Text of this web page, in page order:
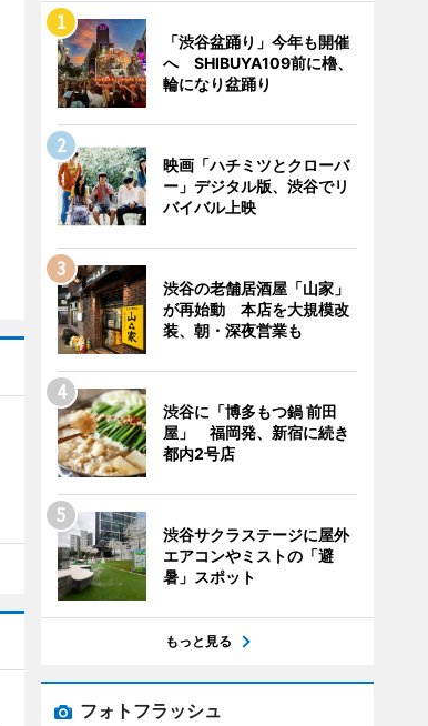
「渋谷盆踊り」今年も開催
へ SHIBUYA109前に櫓、
輪になり盆踊り
映画「ハチミツとクローバ
ー」デジタル版、渋谷でリ
バイバル上映
渋谷の老舗居酒屋「山家」
が再始動 本店を大規模改
装、朝・深夜営業も
渋谷に「博多もつ鍋 前田
屋」 福岡発、新宿に続き
都内2号店
渋谷サクラステージに屋外
エアコンやミストの「避
暑」スポット
もっと見る
フォトフラッシュ